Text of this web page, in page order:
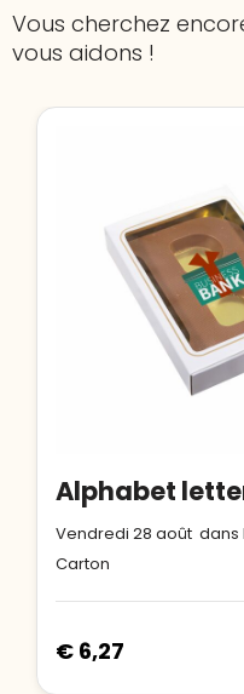
Vous cherchez
vous aidons !
Vendredi 28 août dans
Carton
€ 6,27